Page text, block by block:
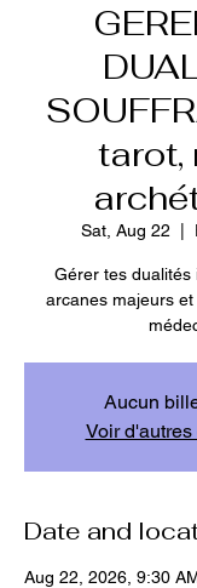
tarot,
Sat, Aug 22
Gérer tes dualités
arcanes majeurs
Aucun
Voir
Date and
Aug 22, 2026, 9:30